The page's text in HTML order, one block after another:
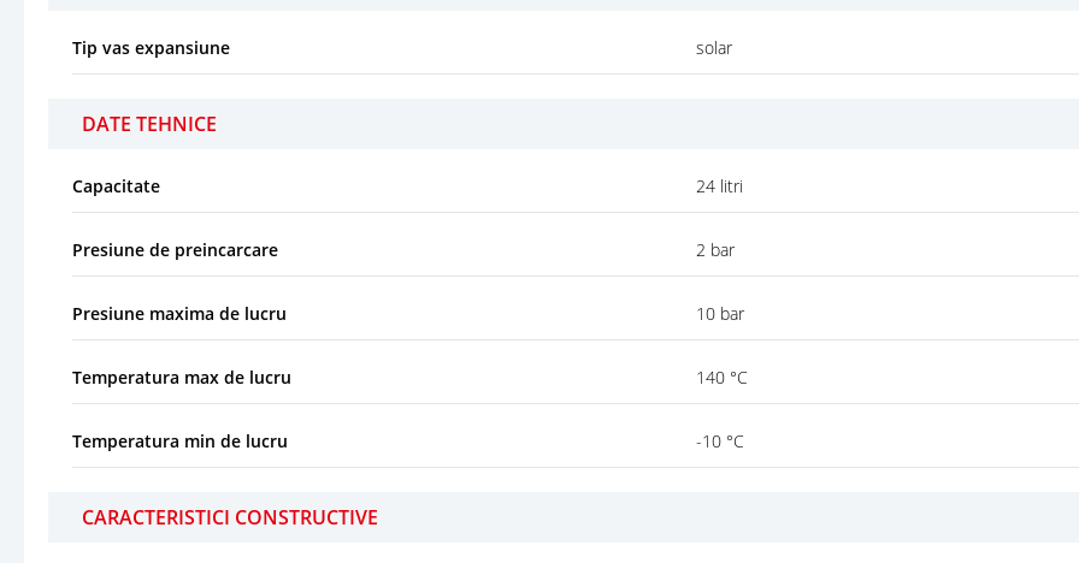
Tip vas expansiune solar
DATE TEHNICE
Capacitate 24 litri
Presiune de preincarcare 2 bar
Presiune maxima de lucru 10 bar
Temperatura max de lucru 140 °C
Temperatura min de lucru -10 °C
CARACTERISTICI CONSTRUCTIVE